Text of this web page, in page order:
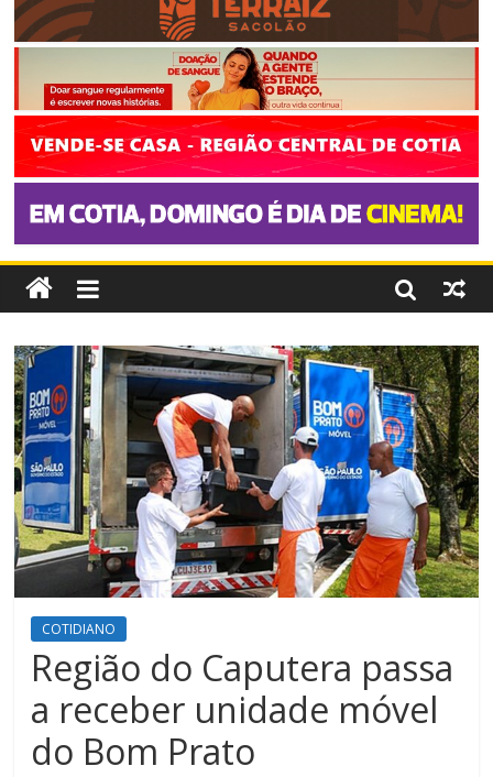
COTIDIANO
Região do Caputera passa
a receber unidade móvel
do Bom Prato